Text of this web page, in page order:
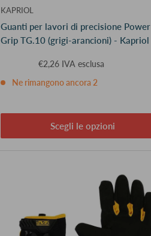
KAPRIOL
Guanti per lavori di precisione Power
Grip TG.10 (grigi-arancioni) - Kapriol
€2,26 IVA esclusa
Ne rimangono ancora 2
Scegli le opzioni